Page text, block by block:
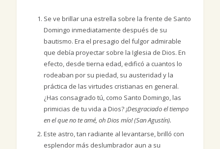
Se ve brillar una estrella sobre la frente de Santo
Domingo inmediatamente después de su
bautismo. Era el presagio del fulgor admirable
que debía proyectar sobre la Iglesia de Dios. En
efecto, desde tierna edad, edificó a cuantos lo
rodeaban por su piedad, su austeridad y la
práctica de las virtudes cristianas en general.
¿Has consagrado tú, como Santo Domingo, las
primicias de tu vida a Dios?¡Desgraciado el tiempo
en el que no te amé, oh Dios mío! (San Agustín).
Este astro, tan radiante al levantarse, brilló con
esplendor más deslumbrador aun a su